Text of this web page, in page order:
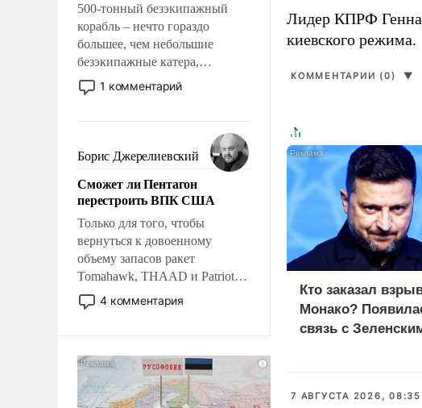
500-тонный безэкипажный
корабль – нечто гораздо
большее, чем небольшие
безэкипажные катера,
применение которых уже
стало обыденностью. Задача по
сложна и амбициозна. Однако
и ее реализация радикально
поднимет наши боевые
возможности.
1 комментарий
Борис Джерелиевский
Сможет ли Пентагон
перестроить ВПК США
Только для того, чтобы
вернуться к довоенному
объему запасов ракет
Tomahawk, THAAD и Patriot
США потребуется более трех
лет. Даже небольшая война с
Сложившаяся ситуация
означает многолетний период
уязвимости США, например,
4 комментария
Лидер КПРФ
киевского режима.
КОММЕНТАРИИ (0) ▼
Кто заказал
Монако?
связь с
7 АВГУСТА 2026, 08:35